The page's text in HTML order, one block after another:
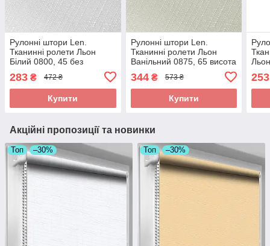
Рулонні штори Len.
Тканинні ролети Льон
Білий 0800, 45 без
283 ₴ 472 ₴
Купити
Рулонні штори Len.
Тканинні ролети Льон
Ванільний 0875, 65 висота
344₴ 573 ₴
Купити
253
Акційні пропозиції та новинки
Топ –30% Топ –30%